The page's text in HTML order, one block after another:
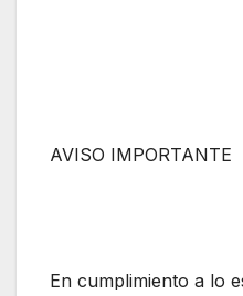
AVISO IMPORTANTE
En cumplimiento a lo